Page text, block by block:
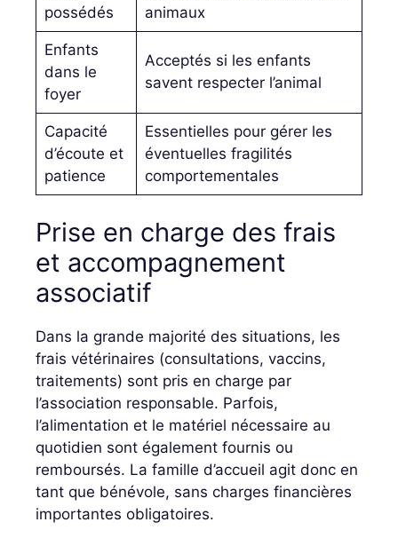
possédés
animaux
Enfants
dans le
foyer
Acceptés si les enfants
savent respecter l’animal
Capacité
d’écoute et
patience
Essentielles pour gérer les
éventuelles fragilités
comportementales
Prise en charge des frais
et accompagnement
associatif
Dans la grande majorité des situations, les
frais vétérinaires (consultations, vaccins,
traitements) sont pris en charge par
l’association responsable. Parfois,
l’alimentation et le matériel nécessaire au
quotidien sont également fournis ou
remboursés. La famille d’accueil agit donc en
tant que bénévole, sans charges financières
importantes obligatoires.